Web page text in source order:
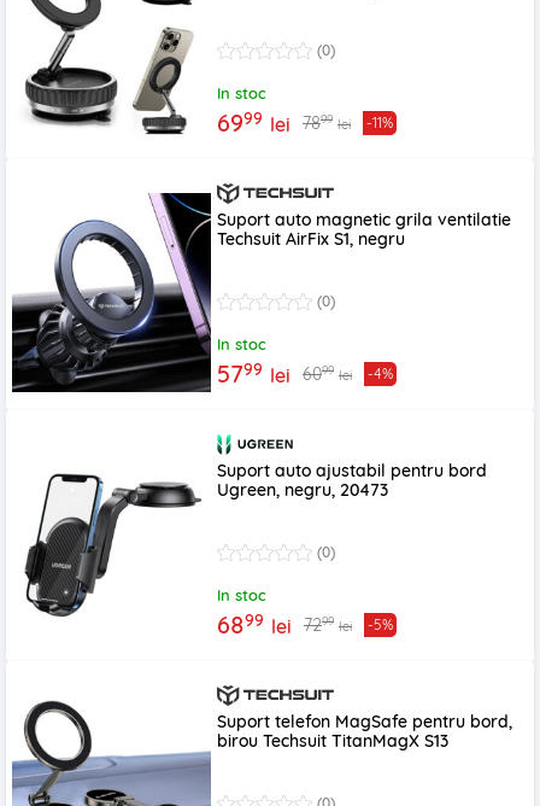
(0)
In stoc
6999 lei 7899 lei -11%
Suport auto magnetic grila ventilatie
Techsuit AirFix S1, negru
(0)
In stoc
5799 lei 6099 lei -4%
Suport auto ajustabil pentru bord
Ugreen, negru, 20473
(0)
In stoc
6899 lei 7299 lei -5%
Suport telefon MagSafe pentru bord,
birou Techsuit TitanMagX S13